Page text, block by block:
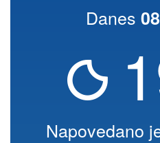
Danes
Napovedano